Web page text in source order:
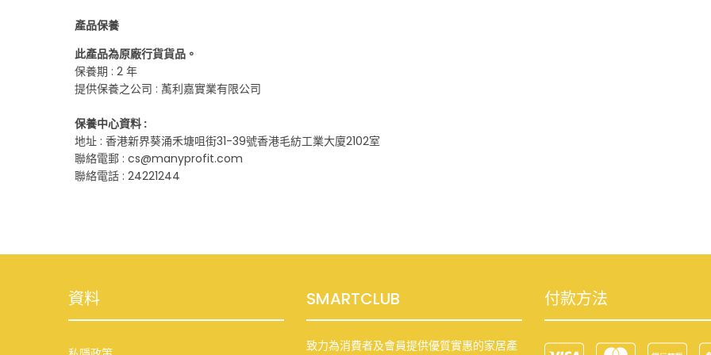
產品保養
此產品為原廠行貨貨品。
保養期 : 2 年
提供保養之公司 : 萭利嘉實業有限公司
保養中心資料 :
地址 : 香港新界葵涌禾塘咀街31-39號香港毛紡工業大廈2102室
聯絡電郵 : cs@manyprofit.com
聯絡電話 : 24221244
資料 SMARTCLUB
致力為消費者及會員提供優質實惠的家居產
付款方法